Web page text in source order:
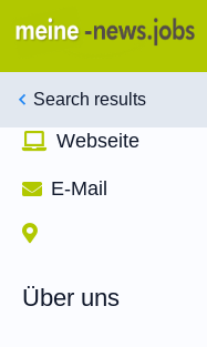
Search results
Webseite
E-Mail
Über uns